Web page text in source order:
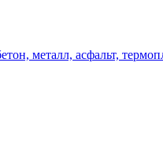
металл, асфальт,